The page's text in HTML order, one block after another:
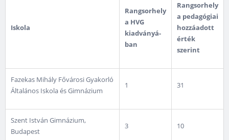
Iskola
Rangsorhely
a HVG
kiadványá­
ban
Rangsorhely
a pedagógiai
hozzáadott
érték
szerint
Fazekas Mihály Fővárosi Gyakorló
Általános Iskola és Gimnázium
1 31
Szent István Gimnázium,
Budapest
3 10